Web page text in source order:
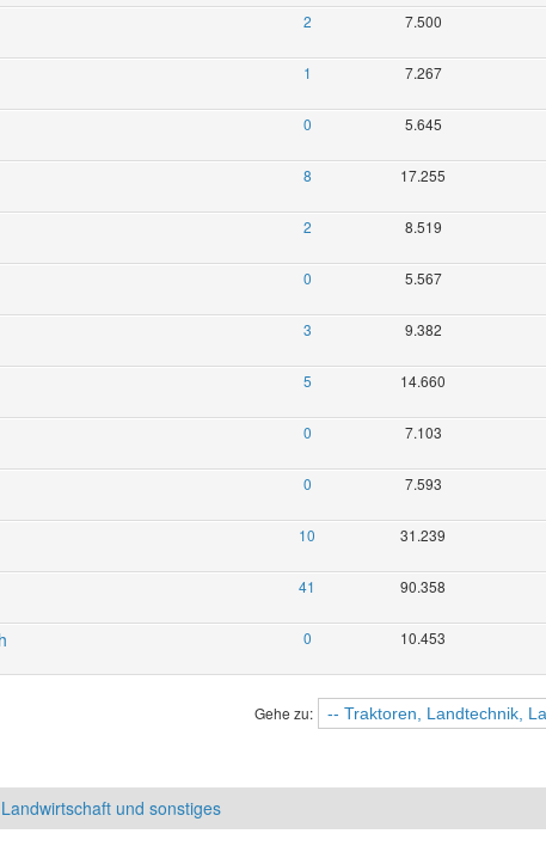
2 7.500
1 7.267
0 5.645
8 17.255
2 8.519
0 5.567
3 9.382
5 14.660
0 7.103
0 7.593
10 31.239
41 90.358
0 10.453
Gehe zu:
und sonstiges